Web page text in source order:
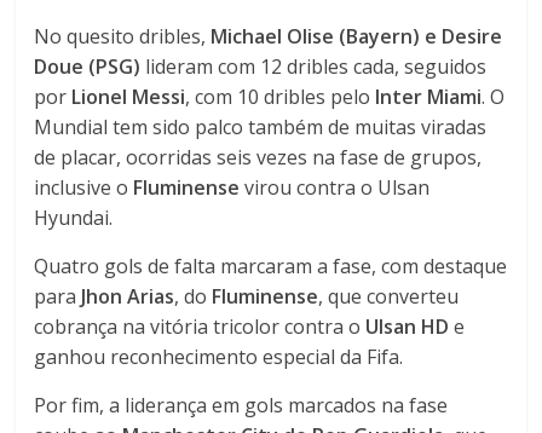
No quesito dribles, Michael Olise (Bayern) e Desire
Doue (PSG) lideram com 12 dribles cada, seguidos
por Lionel Messi, com 10 dribles pelo Inter Miami. O
Mundial tem sido palco também de muitas viradas
de placar, ocorridas seis vezes na fase de grupos,
inclusive o Fluminense virou contra o Ulsan
Hyundai.
Quatro gols de falta marcaram a fase, com destaque
para Jhon Arias, do Fluminense, que converteu
cobrança na vitória tricolor contra o Ulsan HD e
ganhou reconhecimento especial da Fifa.
Por fim, a liderança em gols marcados na fase